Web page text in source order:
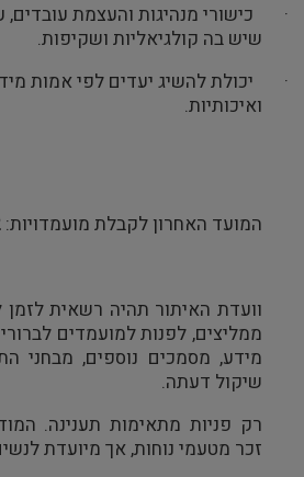
·
כישורי מנהיגות והעצמת
שיש בה קולגיאליות ושקיפות.
·
יכולת להשיג יעדים לפי אמות
ואיכותיות.
המועד האחרון לקבלת מועמדויות:
וועדת האיתור תהיה רשאית לזמן
ממליצים, לפנות למועמדים
מידע, מסמכים נוספים, מבחני
שיקול דעתה.
רק פניות מתאימות תענינה.
זכר מטעמי נוחות, אך מיועדת